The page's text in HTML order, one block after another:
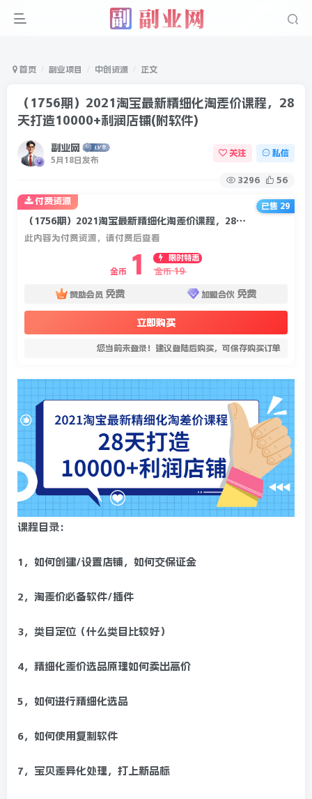
首页 副业项目 中创资源 正文
（1756期）2021淘宝最新精细化淘差价课程，28
天打造10000+利润店铺(附软件)
副业网
5月18日发布
关注 私信
3296 56
（1756期）2021淘宝最新精细化淘差价课程，28天打造10000+利润店铺(附软件)
此内容为付费资源，请付费后查看
金币 1
限时特惠
金币 19
赞助会员 免费 加盟合伙 免费
立即购买
您当前未登录！建议登陆后购买，可保存购买订单
付费资源
已售 29
课程目录：
1，如何创建/设置店铺，如何交保证金
2，淘差价必备软件/插件
3，类目定位（什么类目比较好）
4，精细化差价选品原理如何卖出高价
5，如何进行精细化选品
6，如何使用复制软件
7，宝贝差异化处理，打上新品标